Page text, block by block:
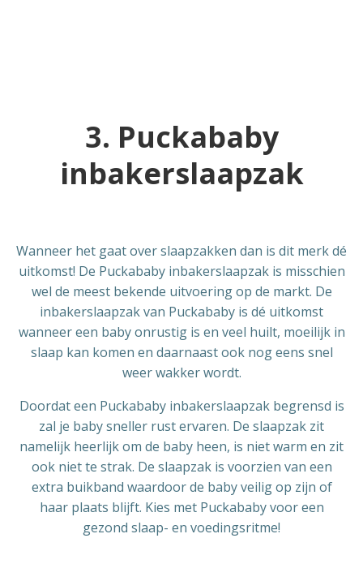
3. Puckababy
inbakerslaapzak
Wanneer het gaat over slaapzakken dan is dit merk dé
uitkomst! De Puckababy inbakerslaapzak is misschien
wel de meest bekende uitvoering op de markt. De
inbakerslaapzak van Puckababy is dé uitkomst
wanneer een baby onrustig is en veel huilt, moeilijk in
slaap kan komen en daarnaast ook nog eens snel
weer wakker wordt.
Doordat een Puckababy inbakerslaapzak begrensd is
zal je baby sneller rust ervaren. De slaapzak zit
namelijk heerlijk om de baby heen, is niet warm en zit
ook niet te strak. De slaapzak is voorzien van een
extra buikband waardoor de baby veilig op zijn of
haar plaats blijft. Kies met Puckababy voor een
gezond slaap- en voedingsritme!